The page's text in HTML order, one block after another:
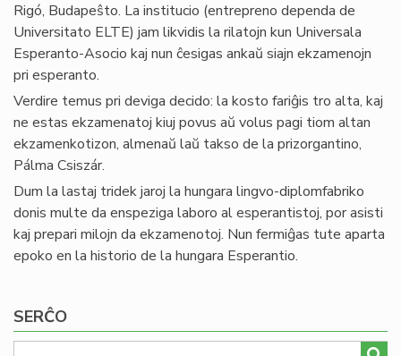
Rigó, Budapeŝto. La institucio (entrepreno dependa de
Universitato ELTE) jam likvidis la rilatojn kun Universala
Esperanto-Asocio kaj nun ĉesigas ankaŭ siajn ekzamenojn
pri esperanto.
Verdire temus pri deviga decido: la kosto fariĝis tro alta, kaj
ne estas ekzamenatoj kiuj povus aŭ volus pagi tiom altan
ekzamenkotizon, almenaŭ laŭ takso de la prizorgantino,
Pálma Csiszár.
Dum la lastaj tridek jaroj la hungara lingvo-diplomfabriko
donis multe da enspeziga laboro al esperantistoj, por asisti
kaj prepari milojn da ekzamenotoj. Nun fermiĝas tute aparta
epoko en la historio de la hungara Esperantio.
SERĈO